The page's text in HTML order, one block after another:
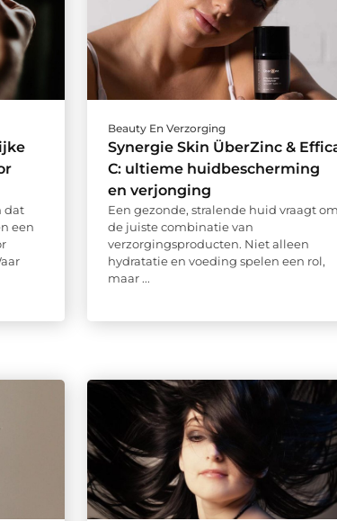
dat
een
Beauty En Verzorging
Synergie Skin ÜberZinc &
C: ultieme huidbescherming
en verjonging
Een gezonde, stralende huid vraagt om
de juiste combinatie van
verzorgingsproducten. Niet alleen
hydratatie en voeding spelen een rol,
maar ...